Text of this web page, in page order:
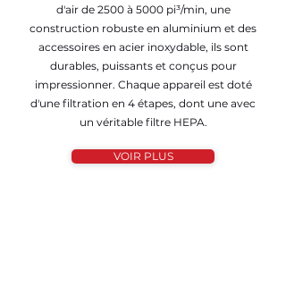
d'air de 2500 à 5000 pi³/min, une
construction robuste en aluminium et des
accessoires en acier inoxydable, ils sont
durables, puissants et conçus pour
impressionner. Chaque appareil est doté
d'une filtration en 4 étapes, dont une avec
un véritable filtre HEPA.
VOIR PLUS